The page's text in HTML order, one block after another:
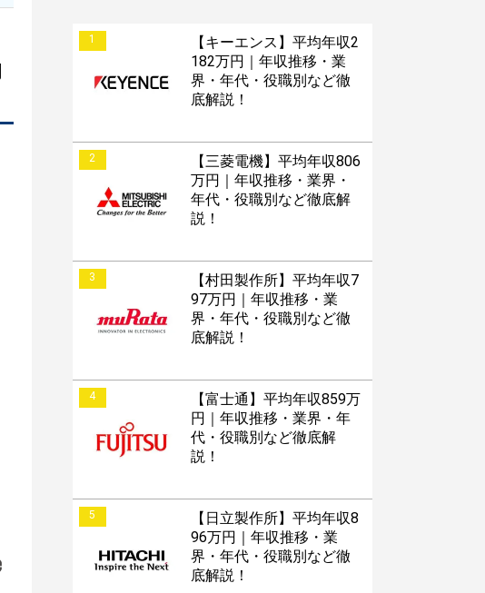
1
【キーエンス】平均年収2
182万円｜年収推移・業
界・年代・役職別など徹
底解説！
2
【三菱電機】平均年収806
万円｜年収推移・業界・
年代・役職別など徹底解
説！
3
【村田製作所】平均年収7
97万円｜年収推移・業
界・年代・役職別など徹
底解説！
4
【富士通】平均年収859万
円｜年収推移・業界・年
代・役職別など徹底解
説！
5
【日立製作所】平均年収8
96万円｜年収推移・業
界・年代・役職別など徹
底解説！